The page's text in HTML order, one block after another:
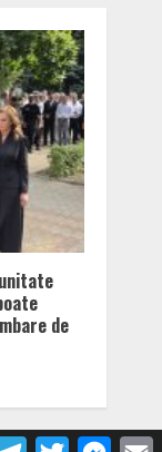
de
Telegram
Twitter